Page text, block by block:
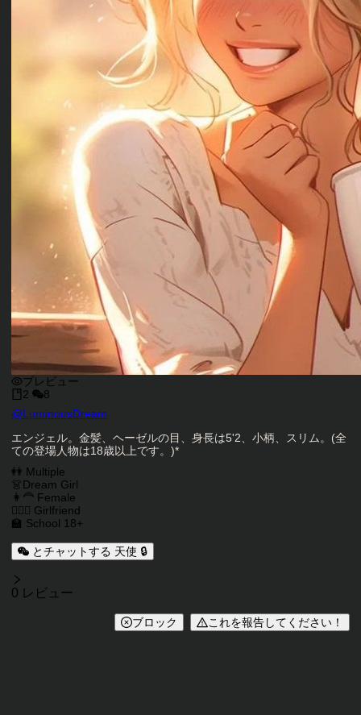
プレビュー
2
8
キャラクタークリエイター
@LuminousDream
キャラクター説明
エンジェル。金髪、ヘーゼルの目、身長は5'2、小柄、スリム。(全
ての登場人物は18歳以上です。)*
キャラクタータグ
👭 Multiple
👗Dream Girl
👩‍🦰 Female
👩‍❤️‍👩 Girlfriend
🏫 School 18+
とチャットする 天使 🔒
レビュー
0 レビュー
ブロック これを報告してください！